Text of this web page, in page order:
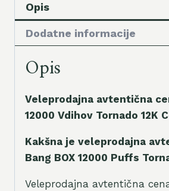
Opis
Dodatne informacije
Opis
Veleprodajna avtentična
12000 Vdihov Tornado 12K
Kakšna je veleprodajna
Bang BOX 12000 Puffs
Veleprodajna avtentična